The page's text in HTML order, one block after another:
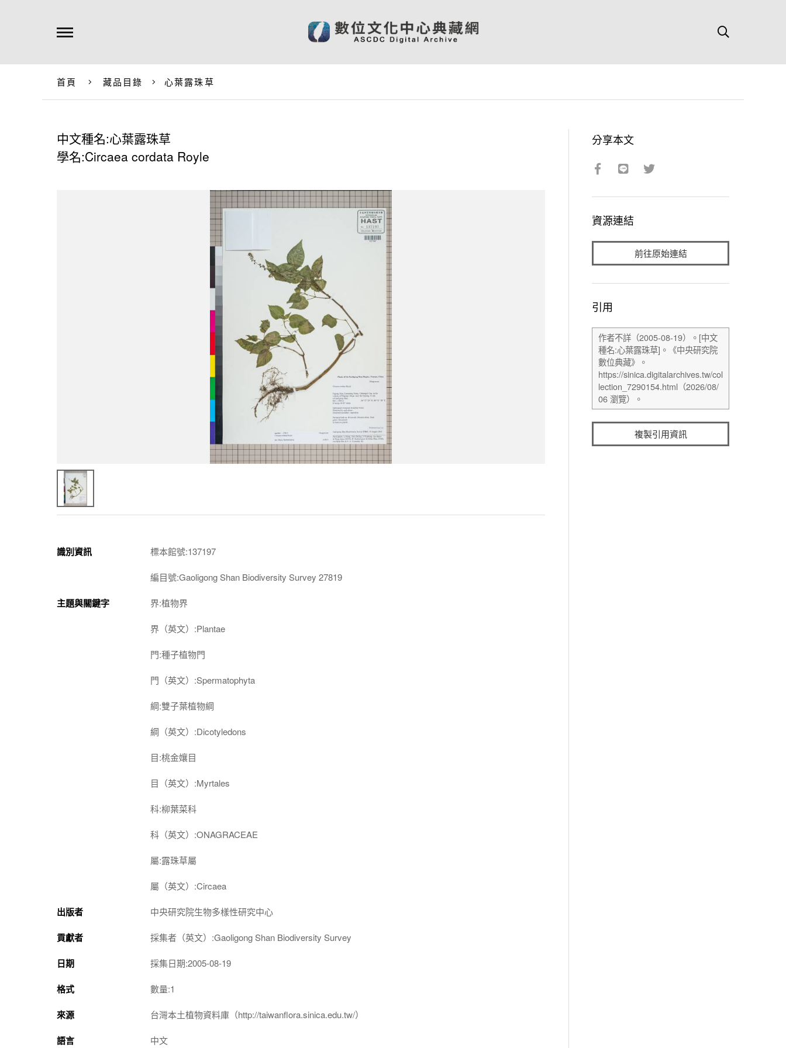
首頁 藏品目錄 心葉露珠草
中文種名:心葉露珠草
學名:Circaea cordata Royle
識別資訊 標本館號:137197
編目號:Gaoligong Shan Biodiversity Survey 27819
主題與關鍵字 界:植物界
界（英文）:Plantae
門:種子植物門
門（英文）:Spermatophyta
綱:雙子葉植物綱
綱（英文）:Dicotyledons
目:桃金孃目
目（英文）:Myrtales
科:柳葉菜科
科（英文）:ONAGRACEAE
屬:露珠草屬
屬（英文）:Circaea
出版者 中央研究院生物多樣性研究中心
貢獻者 採集者（英文）:Gaoligong Shan Biodiversity Survey
日期 採集日期:2005-08-19
格式 數量:1
來源 台灣本土植物資料庫（http://taiwanflora.sinica.edu.tw/）
語言 中文
分享本文
資源連結
前往原始連結
引用
複製引用資訊